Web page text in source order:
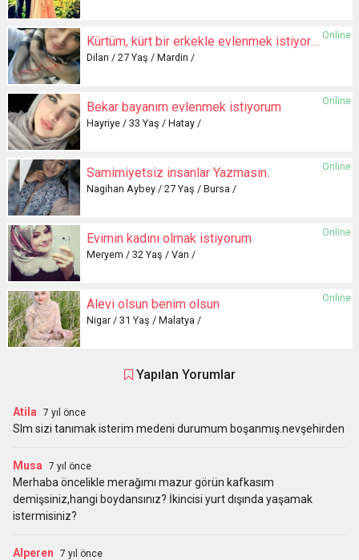
Online
Kürtüm, kürt bir erkekle evlenmek istiyorum
Dilan / 27 Yaş / Mardin /
Online
Bekar bayanım evlenmek istiyorum
Hayriye / 33 Yaş / Hatay /
Online
Samimiyetsiz insanlar Yazmasın.
Nagihan Aybey / 27 Yaş / Bursa /
Online
Evimin kadını olmak istiyorum
Meryem / 32 Yaş / Van /
Online
Alevi olsun benim olsun
Nigar / 31 Yaş / Malatya /
Yapılan Yorumlar
Atila 7 yıl önce
Slm sizi tanımak isterim medeni durumum boşanmış.nevşehirden
Musa 7 yıl önce
Merhaba öncelikle merağımı mazur görün kafkasım
demişsiniz,hangi boydansınız? İkincisi yurt dışında yaşamak
istermisiniz?
Alperen 7 yıl önce